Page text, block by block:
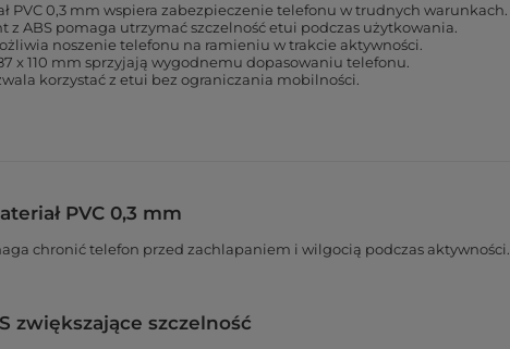
PVC 0,3 mm wspiera zabezpieczenie telefonu w trudnych warunkach.
z ABS pomaga utrzymać szczelność etui podczas użytkowania.
noszenie telefonu na ramieniu w trakcie aktywności.
x 110 mm sprzyjają wygodnemu dopasowaniu telefonu.
korzystać z etui bez ograniczania mobilności.
PVC 0,3 mm
chronić telefon przed zachlapaniem i wilgocią podczas aktywności.
zwiększające szczelność